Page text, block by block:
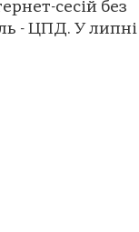
сесій без
- ЦПД. У липні